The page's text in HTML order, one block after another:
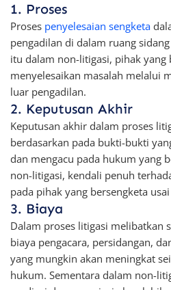
1. Proses
Proses penyelesaian sengketa
pengadilan di dalam ruang
itu dalam non-litigasi, pihak yang
menyelesaikan masalah melalui
luar pengadilan.
2. Keputusan Akhir
Keputusan akhir dalam proses
berdasarkan pada bukti-bukti
dan mengacu pada hukum yang
non-litigasi, kendali penuh
pada pihak yang bersengketa
3. Biaya
Dalam proses litigasi melibatkan
biaya pengacara, persidangan,
yang mungkin akan meningkat
hukum. Sementara dalam non-